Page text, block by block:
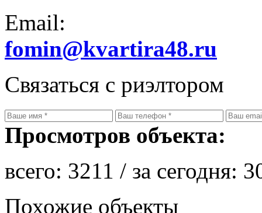
Email:
fomin@kvartira48.ru
Связаться с риэлтором
Просмотров объекта:
всего: 3211 / за сегодня:
Похожие объекты